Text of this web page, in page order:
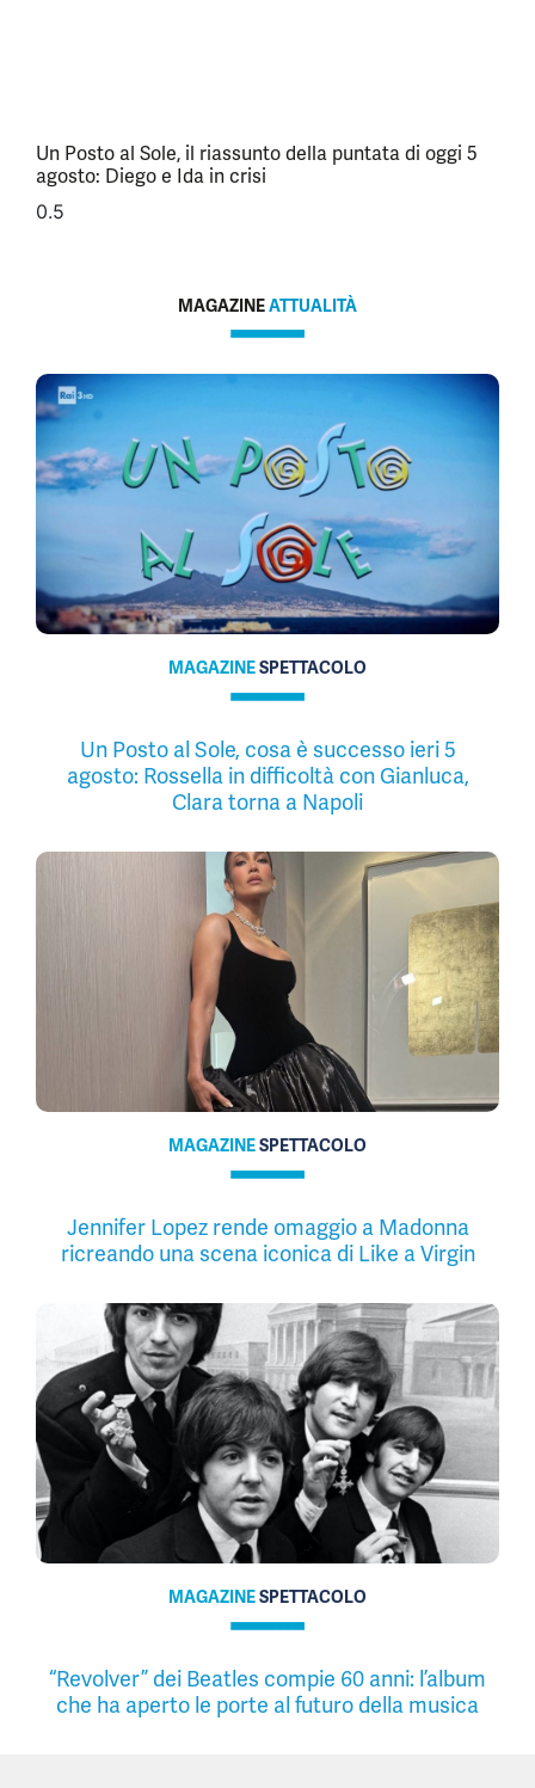
Un Posto al Sole, il riassunto della puntata di oggi 5
agosto: Diego e Ida in crisi
MAGAZINEATTUALITÀ
MAGAZINESPETTACOLO
Un Posto al Sole, cosa è successo ieri 5
agosto: Rossella in difficoltà con Gianluca,
Clara torna a Napoli
MAGAZINESPETTACOLO
Jennifer Lopez rende omaggio a Madonna
ricreando una scena iconica di Like a Virgin
MAGAZINESPETTACOLO
“Revolver” dei Beatles compie 60 anni: l’album
che ha aperto le porte al futuro della musica